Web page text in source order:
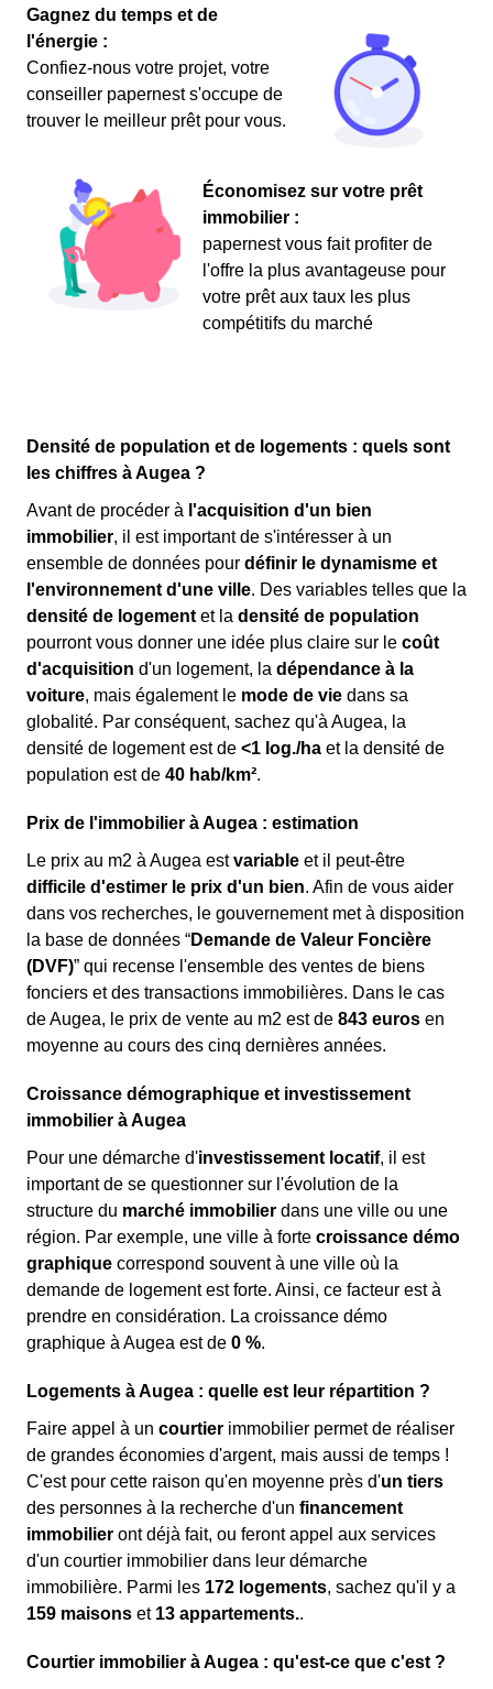
Gagnez du temps et de
l'énergie :
Confiez-nous votre projet, votre
conseiller papernest s'occupe de
trouver le meilleur prêt pour vous.
Économisez sur votre prêt
immobilier :
papernest vous fait profiter de
l'offre la plus avantageuse pour
votre prêt aux taux les plus
compétitifs du marché
Densité de population et de logements : quels sont
les chiffres à Augea ?
Avant de procéder à l'acquisition d'un bien
immobilier, il est important de s'intéresser à un
ensemble de données pour définir le dynamisme et
l'environnement d'une ville. Des variables telles que la
densité de logement et la densité de population
pourront vous donner une idée plus claire sur le coût
d'acquisition d'un logement, la dépendance à la
voiture, mais également le mode de vie dans sa
globalité. Par conséquent, sachez qu'à Augea, la
densité de logement est de <1 log./ha et la densité de
population est de 40 hab/km².
Prix de l'immobilier à Augea : estimation
Le prix au m2 à Augea estvariable et il peut-être
difficile d'estimer le prix d'un bien. Afin de vous aider
dans vos recherches, le gouvernement met à disposition
la base de données “Demande de Valeur Foncière
(DVF)” qui recense l'ensemble des ventes de biens
fonciers et des transactions immobilières. Dans le cas
de Augea, le prix de vente au m2 est de 843 euros en
moyenne au cours des cinq dernières années.
Croissance démographique et investissement
immobilier à Augea
Pour une démarche d'investissement locatif, il est
important de se questionner sur l'évolution de la
structure du marché immobilier dans une ville ou une
région. Par exemple, une ville à forte croissance démo
graphique correspond souvent à une ville où la
demande de logement est forte. Ainsi, ce facteur est à
prendre en considération. La croissance démo
graphique à Augea est de 0 %.
Logements à Augea : quelle est leur répartition ?
Faire appel à un courtier immobilier permet de réaliser
de grandes économies d'argent, mais aussi de temps !
C'est pour cette raison qu'en moyenne près d'un tiers
des personnes à la recherche d'un financement
immobilier ont déjà fait, ou feront appel aux services
d'un courtier immobilier dans leur démarche
immobilière. Parmi les 172 logements, sachez qu'il y a
159 maisons et 13 appartements..
Courtier immobilier à Augea : qu'est-ce que c'est ?